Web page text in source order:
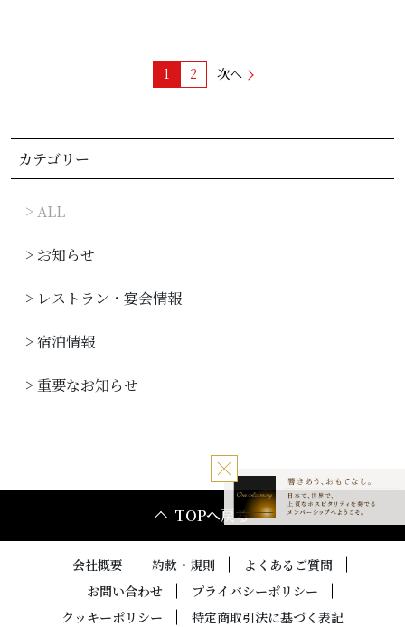
投
ー
1 2 次へ
カテゴリー
> ALL
> お知らせ
> レストラン・宴会情報
> 宿泊情報
> 重要なお知らせ
TOPへ戻る
会社概要 約款・規則
よくあるご質問
お問い合わせ
プライバシーポリシー
クッキーポリシー
特定商取引法に基づく表記